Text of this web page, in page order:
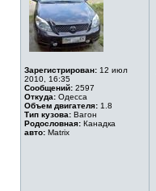
Зарегистрирован: 12 июл
2010, 16:35
Сообщений: 2597
Откуда: Одесса
Объем двигателя: 1.8
Тип кузова: Вагон
Родословная: Канадка
авто: Matrix